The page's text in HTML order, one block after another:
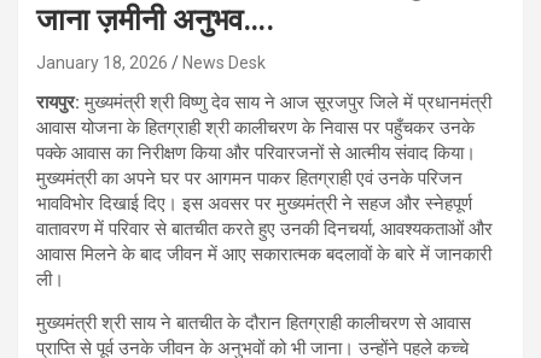
जाना ज़मीनी अनुभव….
January 18, 2026 News Desk
रायपुर: मुख्यमंत्री श्री विष्णु देव साय ने आज सूरजपुर जिले में प्रधानमंत्री
आवास योजना के हितग्राही श्री कालीचरण के निवास पर पहुँचकर उनके
पक्के आवास का निरीक्षण किया और परिवारजनों से आत्मीय संवाद किया।
मुख्यमंत्री का अपने घर पर आगमन पाकर हितग्राही एवं उनके परिजन
भावविभोर दिखाई दिए। इस अवसर पर मुख्यमंत्री ने सहज और स्नेहपूर्ण
वातावरण में परिवार से बातचीत करते हुए उनकी दिनचर्या, आवश्यकताओं और
आवास मिलने के बाद जीवन में आए सकारात्मक बदलावों के बारे में जानकारी
ली।
मुख्यमंत्री श्री साय ने बातचीत के दौरान हितग्राही कालीचरण से आवास
प्राप्ति से पूर्व उनके जीवन के अनुभवों को भी जाना। उन्होंने पहले कच्चे